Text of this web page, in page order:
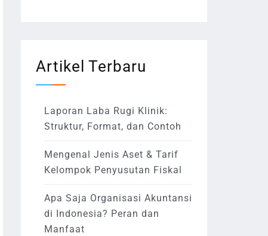
Artikel Terbaru
Laporan Laba Rugi Klinik:
Struktur, Format, dan Contoh
Mengenal Jenis Aset & Tarif
Kelompok Penyusutan Fiskal
Apa Saja Organisasi Akuntansi
di Indonesia? Peran dan
Manfaat